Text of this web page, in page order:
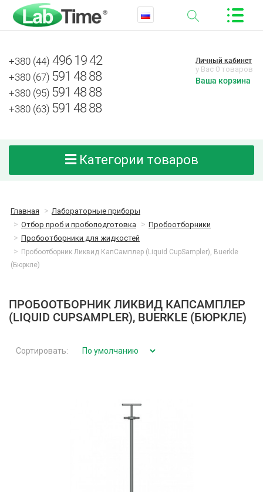
+380 (44) 496 19 42
+380 (67) 591 48 88
+380 (95) 591 48 88
+380 (63) 591 48 88
Личный кабинет
у Вас 0 товаров
Ваша корзина
Категории товаров
Главная
Лабораторные приборы
Отбор проб и пробоподготовка
Пробоотборники
Пробоотборники для жидкостей
Пробоотборник Ликвид КапСамплер (Liquid CupSampler), Buerkle
(Бюркле)
ПРОБООТБОРНИК ЛИКВИД КАПСАМПЛЕР
(LIQUID CUPSAMPLER), BUERKLE (БЮРКЛЕ)
Сортировать: